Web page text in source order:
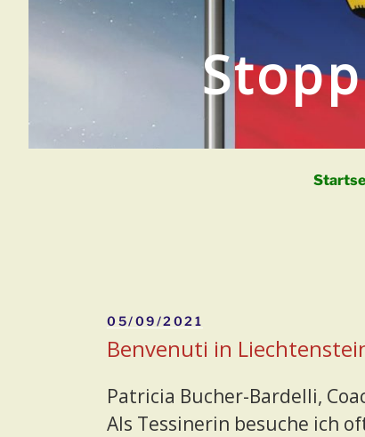
Inhalt
Veröffentlicht
am
05/09/2021
Benvenuti in
Patricia Bucher-Bardelli,
Als Tessinerin besuche ich